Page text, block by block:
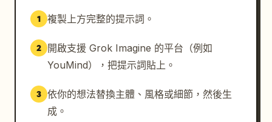
1 複製上方完整的提示詞。
2
開啟支援 Grok Imagine 的平台（例如
YouMind），把提示詞貼上。
3 依你的想法替換主體、風格或細節，然後生
成。